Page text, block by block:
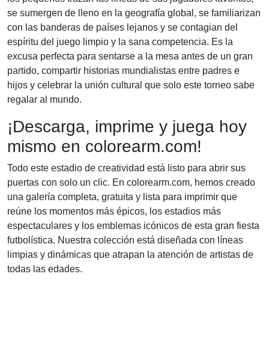
se sumergen de lleno en la geografía global, se familiarizan
con las banderas de países lejanos y se contagian del
espíritu del juego limpio y la sana competencia. Es la
excusa perfecta para sentarse a la mesa antes de un gran
partido, compartir historias mundialistas entre padres e
hijos y celebrar la unión cultural que solo este torneo sabe
regalar al mundo.
¡Descarga, imprime y juega hoy
mismo en colorearm.com!
Todo este estadio de creatividad está listo para abrir sus
puertas con solo un clic. En colorearm.com, hemos creado
una galería completa, gratuita y lista para imprimir que
reúne los momentos más épicos, los estadios más
espectaculares y los emblemas icónicos de esta gran fiesta
futbolística. Nuestra colección está diseñada con líneas
limpias y dinámicas que atrapan la atención de artistas de
todas las edades.